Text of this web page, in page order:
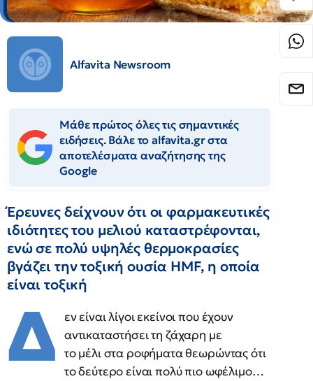
Alfavita Newsroom
Μάθε πρώτος όλες τις σημαντικές
ειδήσεις. Βάλε το alfavita.gr στα
αποτελέσματα αναζήτησης της
Google
Έρευνες δείχνουν ότι οι φαρμακευτικές
ιδιότητες του μελιού καταστρέφονται,
ενώ σε πολύ υψηλές θερμοκρασίες
βγάζει την τοξική ουσία HMF, η οποία
είναι τοξική
Δ εν είναι λίγοι εκείνοι που έχουν
αντικαταστήσει τη ζάχαρη με
το μέλι στα ροφήματα θεωρώντας ότι
το δεύτερο είναι πολύ πιο ωφέλιμο…